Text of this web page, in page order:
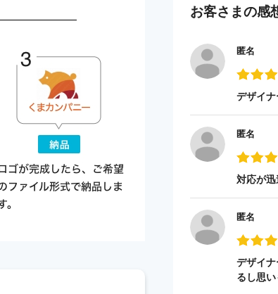
お客さまの感
匿名
デザイナ
匿名
対応が迅
匿名
デザイ
るし思